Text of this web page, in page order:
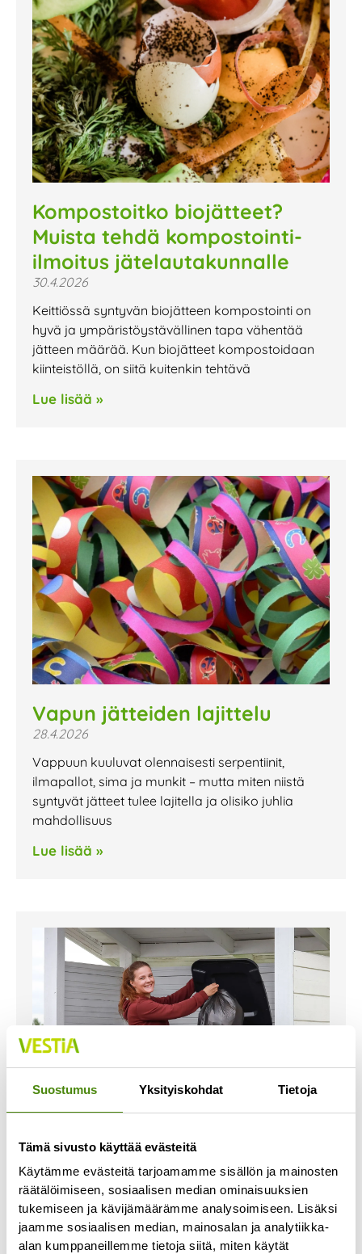
Suostumus Yksityiskohdat Tietoja
Tämä sivusto käyttää evästeitä
Käytämme evästeitä tarjoamamme sisällön ja mainosten
räätälöimiseen, sosiaalisen median ominaisuuksien
tukemiseen ja kävijämäärämme analysoimiseen. Lisäksi
jaamme sosiaalisen median, mainosalan ja analytiikka-
alan kumppaneillemme tietoja siitä, miten käytät
Kompostoitko biojätteet?
Muista tehdä kompostointi-
ilmoitus jätelautakunnalle
30.4.2026
Keittiössä syntyvän biojätteen kompostointi on
hyvä ja ympäristöystävällinen tapa vähentää
jätteen määrää. Kun biojätteet kompostoidaan
kiinteistöllä, on siitä kuitenkin tehtävä
Lue lisää »
Vapun jätteiden lajittelu
28.4.2026
Vappuun kuuluvat olennaisesti serpentiinit,
ilmapallot, sima ja munkit – mutta miten niistä
syntyvät jätteet tulee lajitella ja olisiko juhlia
mahdollisuus
Lue lisää »
Jäteastioiden
tyhjennyspäivissä muutoksia
toukokuussa
27.4.2026